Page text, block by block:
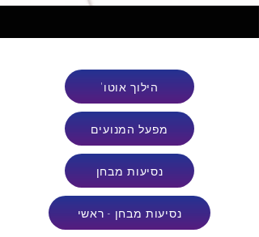
'הילוך אוטו
מפעל המנועים
נסיעות מבחן
נסיעות מבחן - ראשי